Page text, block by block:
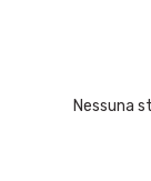
Nessuna